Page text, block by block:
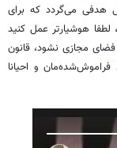
هدفی می‌گردد که برای
هوشیارتر عمل کنید
مجازی نشود، قانون
و احیانا